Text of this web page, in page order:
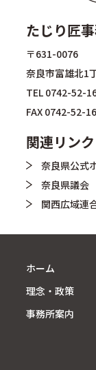
たじり匠
〒631-0076
奈良市富雄北1
TEL 0742-52-
FAX 0742-52-
関連リンク
奈良県公式
奈良県議会
関西広域連
ホーム
理念・政策
事務所案内